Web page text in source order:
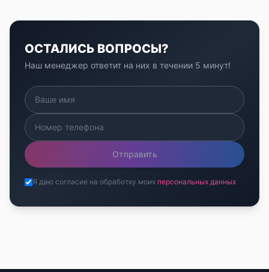
ОСТАЛИСЬ ВОПРОСЫ?
Наш менеджер ответит на них в течении 5 минут!
Отправить
Я даю согласие на обработку моих персональных данных